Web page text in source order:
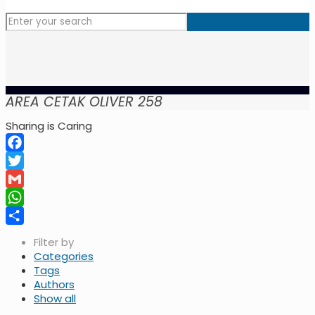
AREA CETAK OLIVER 258
Sharing is Caring
Facebook
Twitter
Gmail
WhatsApp
Filter by
Categories
Tags
Authors
Show all